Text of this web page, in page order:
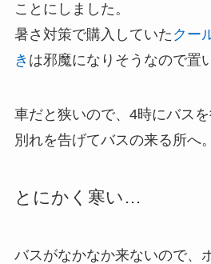
ことにしました。
暑さ対策で購入していた クー
き は邪魔になりそうなので置
車だと狭いので、4時にバス
別れを告げてバスの来る所へ。
とにかく寒い…
バスがなかなか来ないので、